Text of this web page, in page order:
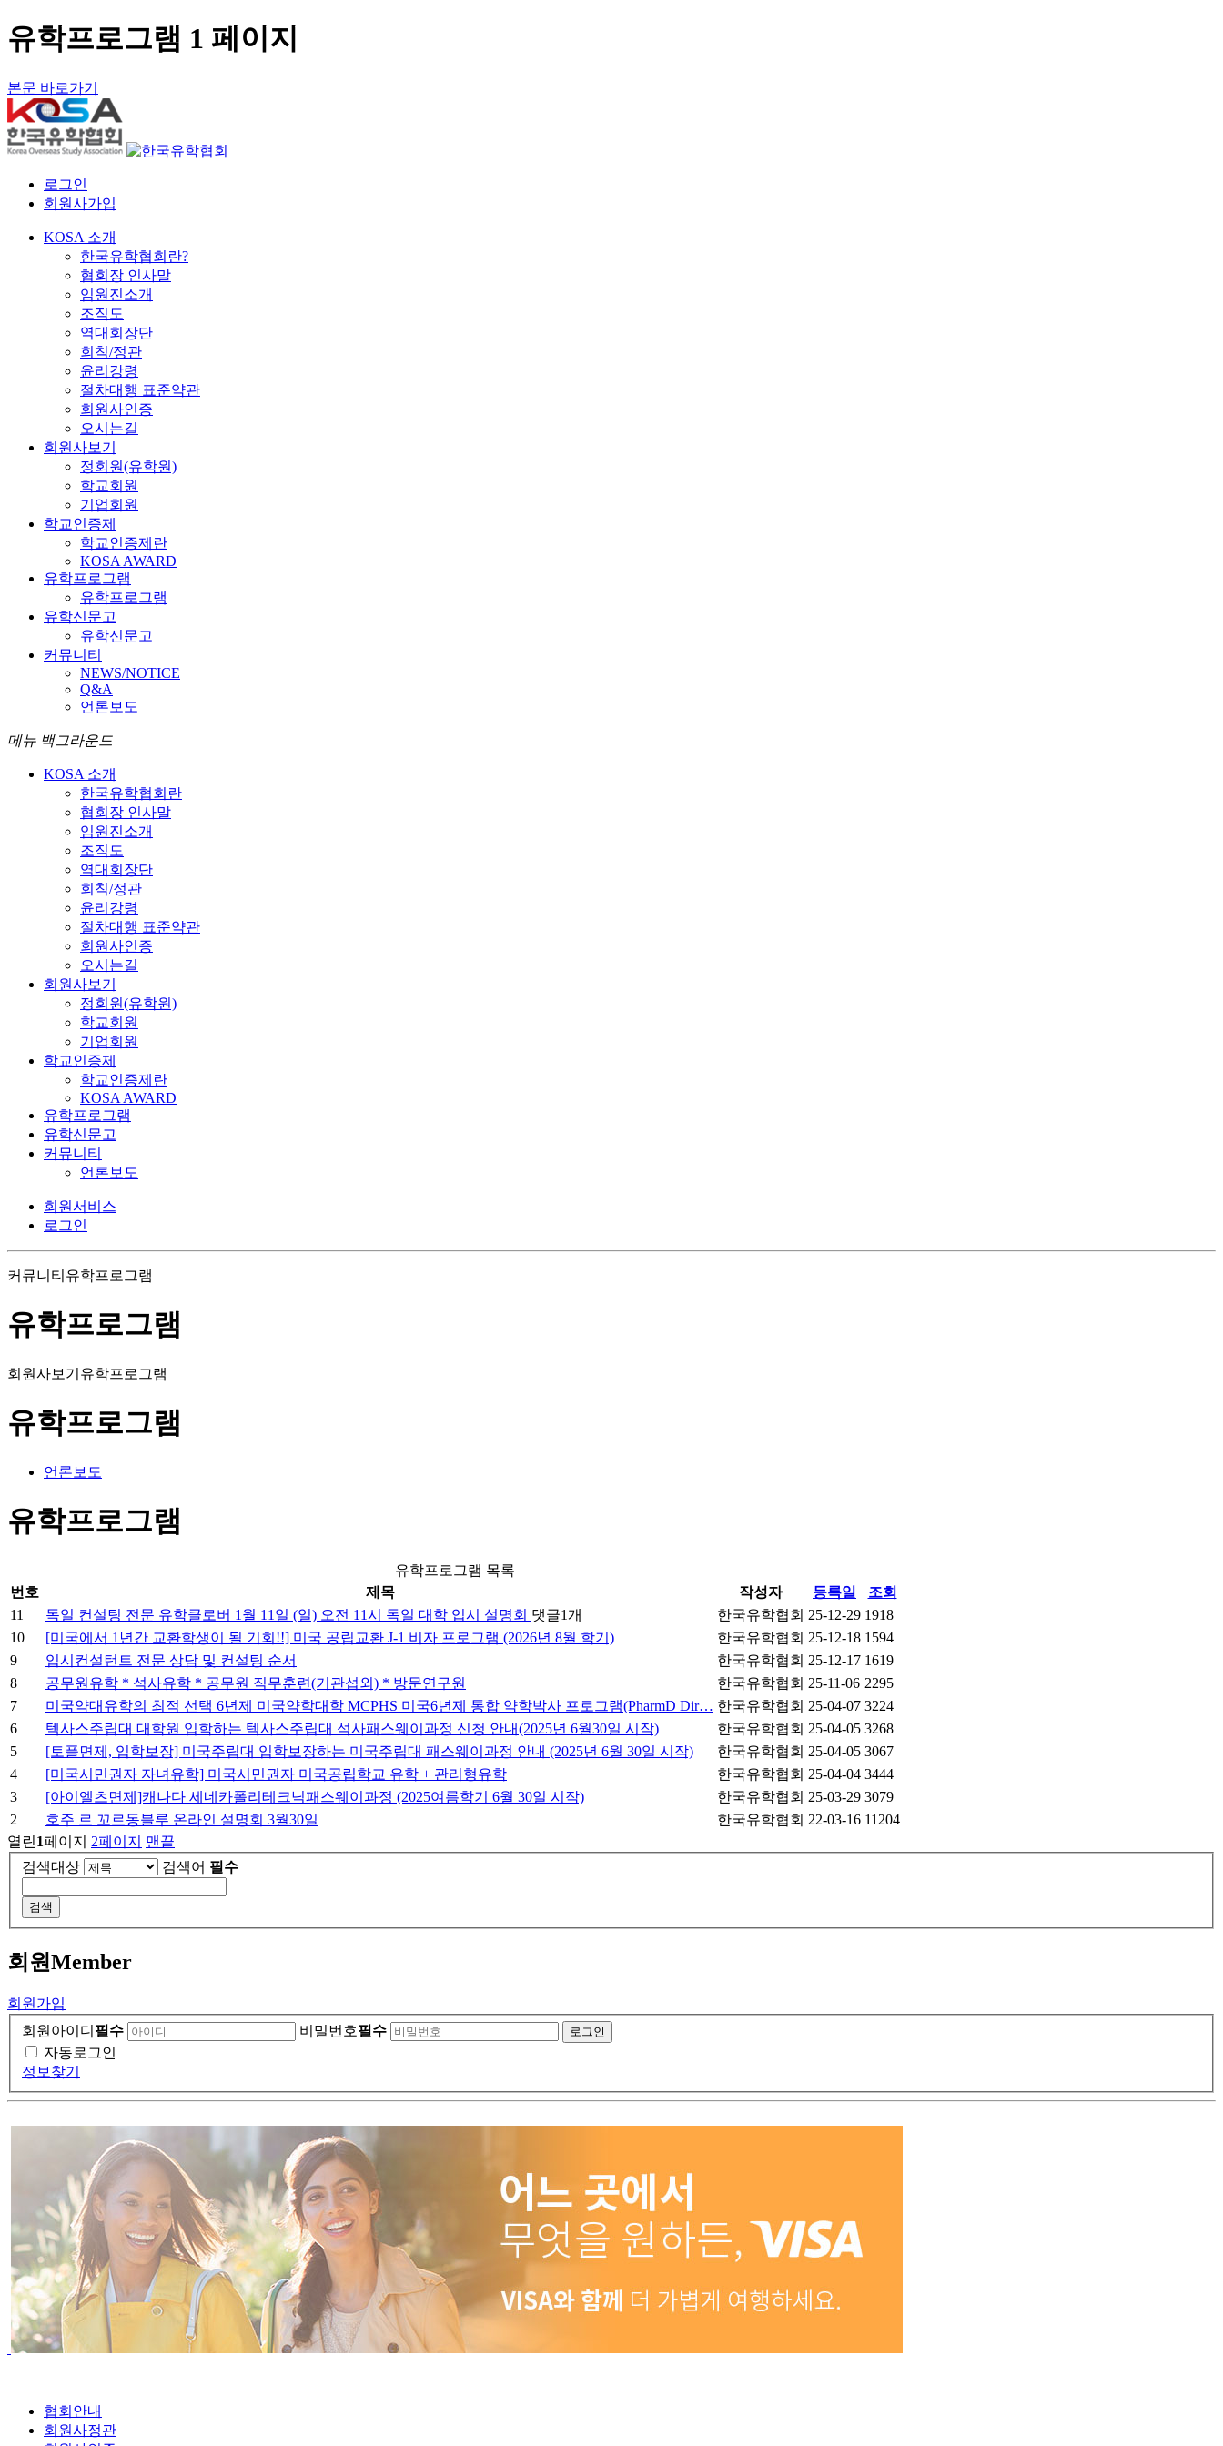
유학프로그램 1 페이지
본문 바로가기
로그인
회원사가입
KOSA 소개
한국유학협회란?
협회장 인사말
임원진소개
조직도
역대회장단
회칙/정관
윤리강령
절차대행 표준약관
회원사인증
오시는길
회원사보기
정회원(유학원)
학교회원
기업회원
학교인증제
학교인증제란
KOSA AWARD
유학프로그램
유학프로그램
유학신문고
유학신문고
커뮤니티
NEWS/NOTICE
Q&A
언론보도
메뉴 백그라운드
KOSA 소개
한국유학협회란
협회장 인사말
임원진소개
조직도
역대회장단
회칙/정관
윤리강령
절차대행 표준약관
회원사인증
오시는길
회원사보기
정회원(유학원)
학교회원
기업회원
학교인증제
학교인증제란
KOSA AWARD
유학프로그램
유학신문고
커뮤니티
언론보도
회원서비스
로그인
커뮤니티 유학프로그램
유학프로그램
회원사보기 유학프로그램
유학프로그램
언론보도
유학프로그램
유학프로그램 목록
번호
제목 작성자 등록일
조회
11
독일 컨설팅 전문 유학클로버 1월 11일 (일) 오전 11시 독일 대학 입시 설명회 댓글1개 한국유학협회 25-12-29 1918
10
[미국에서 1년간 교환학생이 될 기회!!] 미국 공립교환 J-1 비자 프로그램 (2026년 8월 학기) 한국유학협회 25-12-18 1594
9
입시컨설턴트 전문 상담 및 컨설팅 순서 한국유학협회 25-12-17 1619
8
공무원유학 * 석사유학 * 공무원 직무훈련(기관섭외) * 방문연구원 한국유학협회 25-11-06 2295
7
미국약대유학의 최적 선택 6년제 미국약학대학 MCPHS 미국6년제 통합 약학박사 프로그램(PharmD Dir… 한국유학협회 25-04-07 3224
6
텍사스주립대 대학원 입학하는 텍사스주립대 석사패스웨이과정 신청 안내(2025년 6월30일 시작) 한국유학협회 25-04-05 3268
5
[토플면제, 입학보장] 미국주립대 입학보장하는 미국주립대 패스웨이과정 안내 (2025년 6월 30일 시작) 한국유학협회 25-04-05 3067
4
[미국시민권자 자녀유학] 미국시민권자 미국공립학교 유학 + 관리형유학 한국유학협회 25-04-04 3444
3
[아이엘츠면제]캐나다 세네카폴리테크닉패스웨이과정 (2025여름학기 6월 30일 시작) 한국유학협회 25-03-29 3079
2
호주 르 꼬르동블루 온라인 설명회 3월30일 한국유학협회 22-03-16 11204
열린1페이지 2페이지
맨끝
검색대상
검색어 필수
검색
회원Member
회원가입
회원아이디 필수 비밀번호필수
자동로그인
정보찾기
협회안내
회원사정관